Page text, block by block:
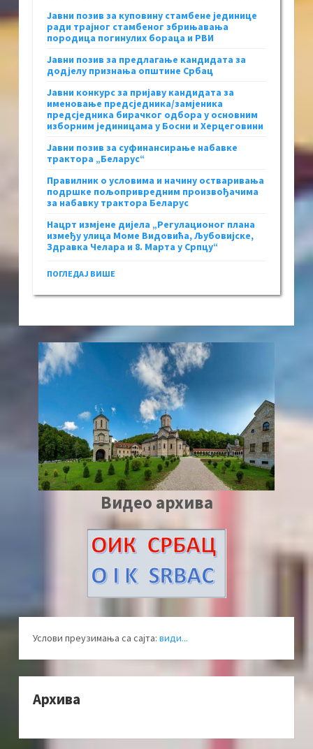
Јавни позив за куповину стамбене јединице
ради трајног стамбеног збрињавања
породица погинулих бораца и РВИ
Јавни позив за предлагање кандидата за
додјелу признања општине Србац
Јавни конкурс за пријаву кандидата за
именовање предсједника/замјеника
предсједника бирачког одбора у основним
изборним јединицама у Босни и Херцеговини
Јавни позив за суфинансирање набавке
трактора „Беларус“
Правилник о условима и начину остваривања
подршке пољопривредним произвођачима
за набавку трактора Беларус
Нацрт измјене дијела „Регулационог плана
између улица Моме Видовића, Љубовијске,
Здравка Челара и 8. Марта у Српцу“
ПОГЛЕДАЈ ВИШЕ
Видео архива
Услови преузимања са сајта: види...
Архива